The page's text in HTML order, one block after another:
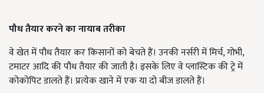
पौध तैयार करने का नायाब तरीका
वे खेत में पौध तैयार कर किसानों को बेचते हैं। उनकी नर्सरी में मिर्च, गोभी,
टमाटर आदि की पौध तैयार की जाती है। इसके लिए वे प्लास्टिक की ट्रे में
कोकोपिट डालते हैं। प्रत्येक खाने में एक या दो बीज डालते हैं।